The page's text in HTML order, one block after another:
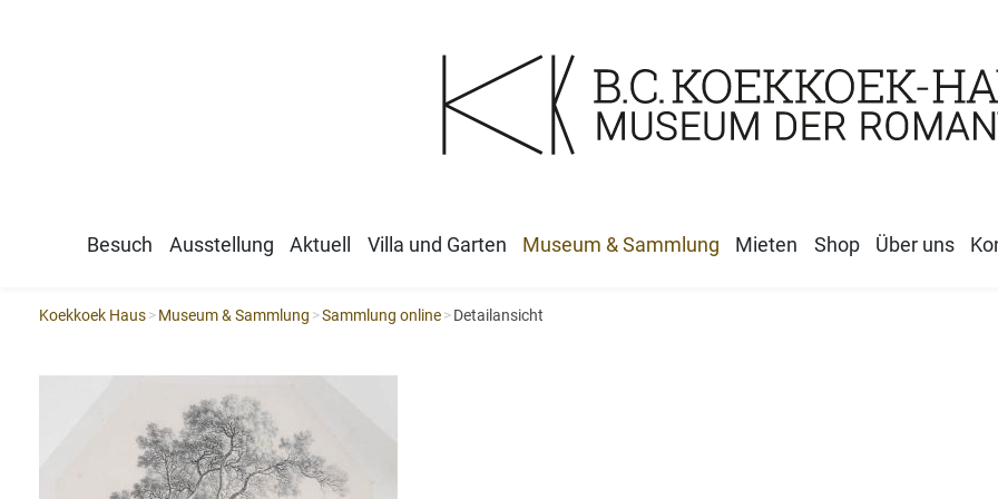
Besuch Ausstellung Aktuell Villa und Garten Museum & Sammlung Mieten Shop Über uns
Koekkoek Haus Museum & Sammlung Sammlung online Detailansicht